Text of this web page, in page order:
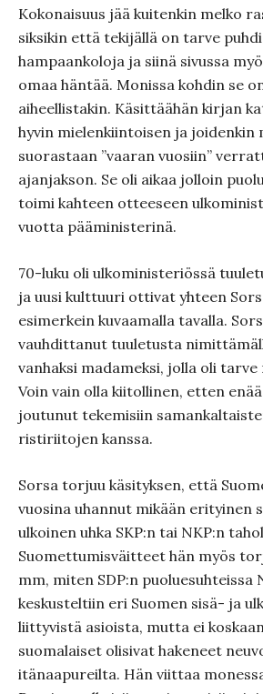
Kokonaisuus jää kuitenkin melko
siksikin että tekijällä on tarve
hampaankoloja ja siinä sivussa
omaa häntää. Monissa kohdin se
aiheellistakin. Käsittäähän kirjan
hyvin mielenkiintoisen ja joidenkin
suorastaan ”vaaran vuosiin”
ajanjakson. Se oli aikaa jolloin
toimi kahteen otteeseen
vuotta pääministerinä.
70-luku oli ulkoministeriössä
ja uusi kulttuuri ottivat yhteen
esimerkein kuvaamalla tavalla.
vauhdittanut tuuletusta
vanhaksi madameksi, jolla oli
Voin vain olla kiitollinen, etten
joutunut tekemisiin
ristiriitojen kanssa.
Sorsa torjuu käsityksen, että
vuosina uhannut mikään erityinen
ulkoinen uhka SKP:n tai NKP:n
Suomettumisväitteet hän myös
mm, miten SDP:n puoluesuhteissa
keskusteltiin eri Suomen sisä- ja
liittyvistä asioista, mutta ei
suomalaiset olisivat hakeneet
itänaapureilta. Hän viittaa